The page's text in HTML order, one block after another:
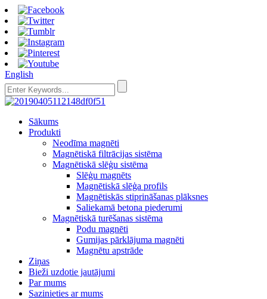
English
Sākums
Produkti
Neodīma magnēti
Magnētiskā filtrācijas sistēma
Magnētiskā slēģu sistēma
Slēģu magnēts
Magnētiskā slēģa profils
Magnētiskās stiprināšanas plāksnes
Saliekamā betona piederumi
Magnētiskā turēšanas sistēma
Podu magnēti
Gumijas pārklājuma magnēti
Magnētu apstrāde
Ziņas
Bieži uzdotie jautājumi
Par mums
Sazinieties ar mums